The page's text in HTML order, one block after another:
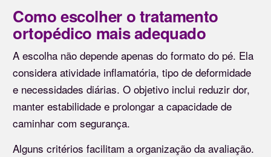
Como escolher o tratamento
ortopédico mais adequado
A escolha não depende apenas do formato do pé. Ela
considera atividade inflamatória, tipo de deformidade
e necessidades diárias. O objetivo inclui reduzir dor,
manter estabilidade e prolongar a capacidade de
caminhar com segurança.
Alguns critérios facilitam a organização da avaliação.